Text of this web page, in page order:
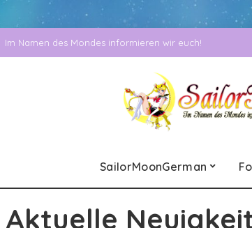
Im Namen des Mondes informieren wir euch!
SailorMoonGerman
Aktuelle